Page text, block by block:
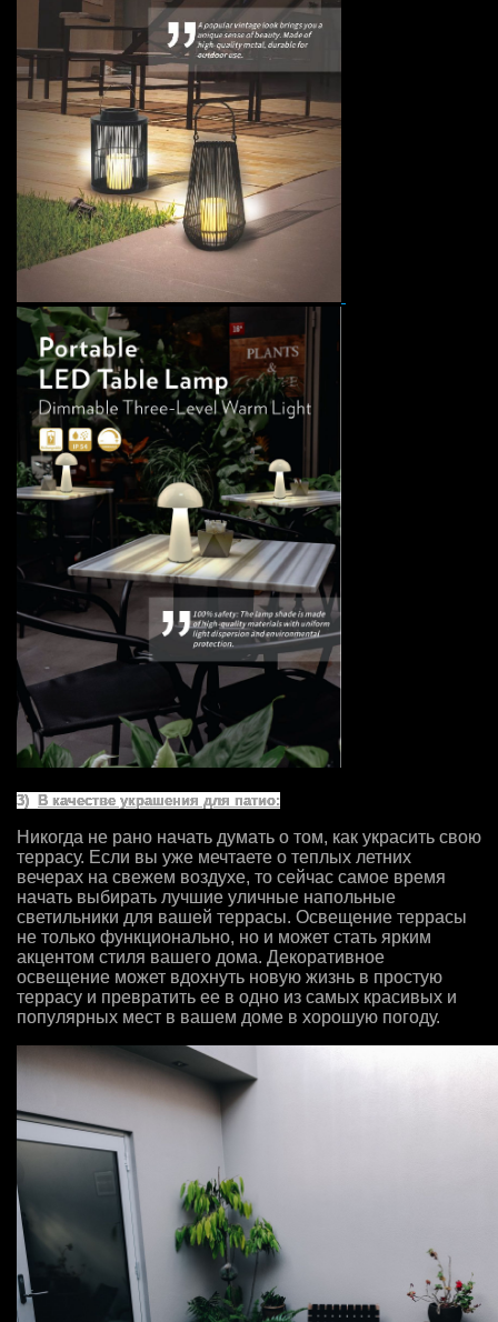
3) В качестве украшения для патио:
Никогда не рано начать думать о том, как украсить свою
террасу. Если вы уже мечтаете о теплых летних
вечерах на свежем воздухе, то сейчас самое время
начать выбирать лучшие уличные напольные
светильники для вашей террасы. Освещение террасы
не только функционально, но и может стать ярким
акцентом стиля вашего дома. Декоративное
освещение может вдохнуть новую жизнь в простую
террасу и превратить ее в одно из самых красивых и
популярных мест в вашем доме в хорошую погоду.